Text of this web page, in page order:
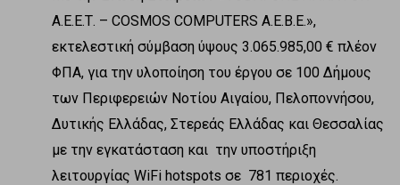
Α.Ε.Ε.Τ. – COSMOS COMPUTERS A.E.B.E.»,
εκτελεστική σύμβαση ύψους 3.065.985,00 € πλέον
ΦΠΑ, για την υλοποίηση του έργου σε 100 Δήμους
των Περιφερειών Νοτίου Αιγαίου, Πελοποννήσου,
Δυτικής Ελλάδας, Στερεάς Ελλάδας και Θεσσαλίας
με την εγκατάσταση και την υποστήριξη
λειτουργίας WiFi hotspots σε 781 περιοχές.